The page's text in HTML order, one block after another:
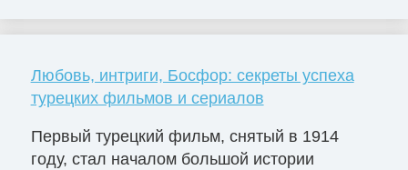
Любовь, интриги, Босфор: секреты успеха
турецких фильмов и сериалов
Первый турецкий фильм, снятый в 1914
году, стал началом большой истории